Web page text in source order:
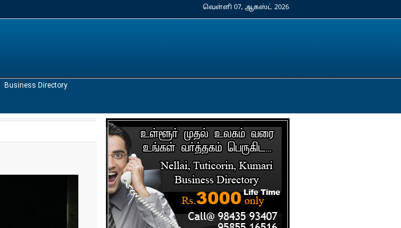
வெள்ளி 07, ஆகஸ்ட் 2026
Business Directory